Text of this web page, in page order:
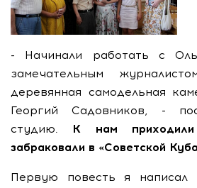
- Начинали работать с
замечательным
деревянная самодельная
Георгий Садовников, -
студию. К нам
забраковали в «Советской
Первую повесть я написал